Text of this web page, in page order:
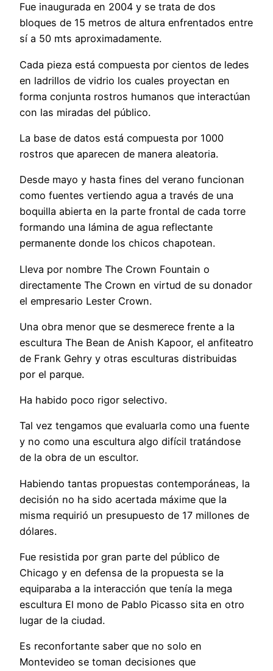
Fue inaugurada en 2004 y se trata de dos
bloques de 15 metros de altura enfrentados entre
sí a 50 mts aproximadamente.
Cada pieza está compuesta por cientos de ledes
en ladrillos de vidrio los cuales proyectan en
forma conjunta rostros humanos que interactúan
con las miradas del público.
La base de datos está compuesta por 1000
rostros que aparecen de manera aleatoria.
Desde mayo y hasta fines del verano funcionan
como fuentes vertiendo agua a través de una
boquilla abierta en la parte frontal de cada torre
formando una lámina de agua reflectante
permanente donde los chicos chapotean.
Lleva por nombre The Crown Fountain o
directamente The Crown en virtud de su donador
el empresario Lester Crown.
Una obra menor que se desmerece frente a la
escultura The Bean de Anish Kapoor, el anfiteatro
de Frank Gehry y otras esculturas distribuidas
por el parque.
Ha habido poco rigor selectivo.
Tal vez tengamos que evaluarla como una fuente
y no como una escultura algo difícil tratándose
de la obra de un escultor.
Habiendo tantas propuestas contemporáneas, la
decisión no ha sido acertada máxime que la
misma requirió un presupuesto de 17 millones de
dólares.
Fue resistida por gran parte del público de
Chicago y en defensa de la propuesta se la
equiparaba a la interacción que tenía la mega
escultura El mono de Pablo Picasso sita en otro
lugar de la ciudad.
Es reconfortante saber que no solo en
Montevideo se toman decisiones que